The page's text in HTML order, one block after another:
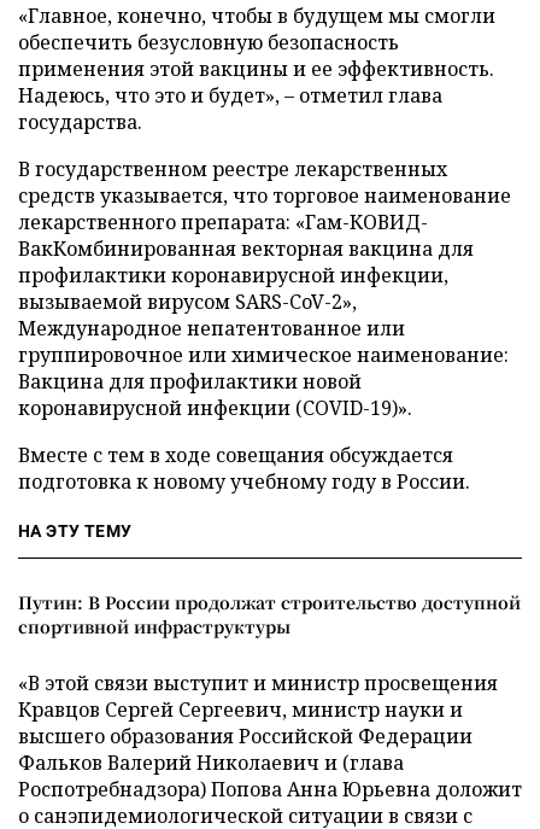
«Главное, конечно, чтобы в будущем мы смогли
обеспечить безусловную безопасность
применения этой вакцины и ее эффективность.
Надеюсь, что это и будет», – отметил глава
государства.
В государственном реестре лекарственных
средств указывается, что торговое наименование
лекарственного препарата: «Гам-КОВИД-
ВакКомбинированная векторная вакцина для
профилактики коронавирусной инфекции,
вызываемой вирусом SARS-CoV-2»,
Международное непатентованное или
группировочное или химическое наименование:
Вакцина для профилактики новой
коронавирусной инфекции (COVID-19)».
Вместе с тем в ходе совещания обсуждается
подготовка к новому учебному году в России.
НА ЭТУ ТЕМУ
Путин: В России продолжат строительство доступной
спортивной инфраструктуры
«В этой связи выступит и министр просвещения
Кравцов Сергей Сергеевич, министр науки и
высшего образования Российской Федерации
Фальков Валерий Николаевич и (глава
Роспотребнадзора) Попова Анна Юрьевна доложит
о санэпидемиологической ситуации в связи с